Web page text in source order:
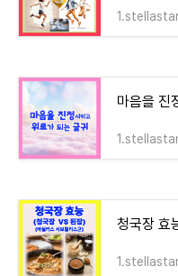
마음을 진